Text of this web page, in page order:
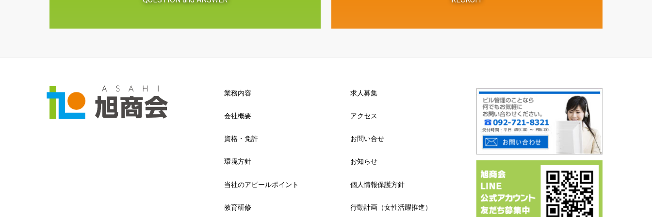
業務内容
会社概要
資格・免許
環境方針
当社のアピールポイント
教育研修
求人募集
アクセス
お問い合せ
お知らせ
個人情報保護方針
行動計画（女性活躍推進）